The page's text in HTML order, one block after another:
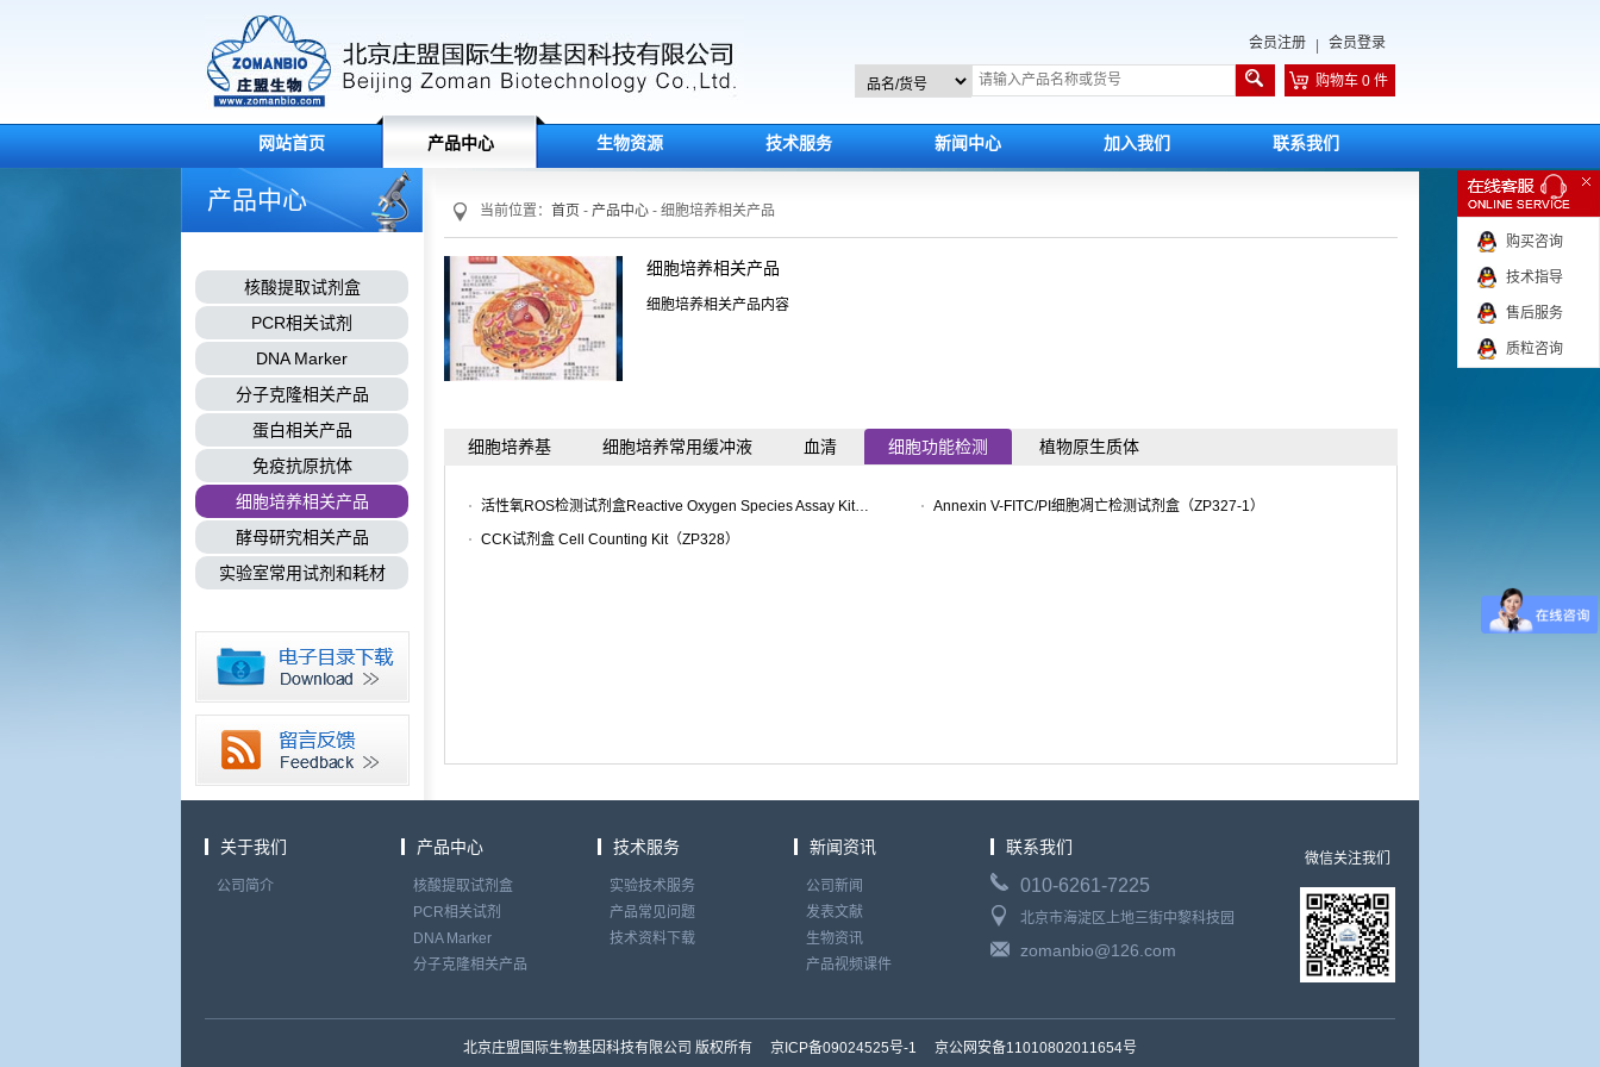
会员注册 会员登录
购物车 0 件
网站首页 产品中心 生物资源 技术服务 新闻中心 加入我们 联系我们
产品中心
核酸提取试剂盒
PCR相关试剂
DNA Marker
分子克隆相关产品
蛋白相关产品
免疫抗原抗体
细胞培养相关产品
酵母研究相关产品
实验室常用试剂和耗材
当前位置： 首页 - 产品中心 - 细胞培养相关产品
细胞培养相关产品
细胞培养相关产品内容
细胞培养基 细胞培养常用缓冲液 血清 细胞功能检测 植物原生质体
活性氧ROS检测试剂盒Reactive Oxygen Species Assay Kit（ZP329……
Annexin V-FITC/PI细胞凋亡检测试剂盒（ZP327-1）
CCK试剂盒 Cell Counting Kit（ZP328）
关于我们
公司简介
产品中心
核酸提取试剂盒
PCR相关试剂
DNA Marker
分子克隆相关产品
技术服务
实验技术服务
产品常见问题
技术资料下载
新闻资讯
公司新闻
发表文献
生物资讯
产品视频课件
联系我们
010-6261-7225
北京市海淀区上地三街中黎科技园
zomanbio@126.com
微信关注我们
北京庄盟国际生物基因科技有限公司 版权所有 京ICP备09024525号-1 京公网安备11010802011654号
购买咨询
技术指导
售后服务
质粒咨询